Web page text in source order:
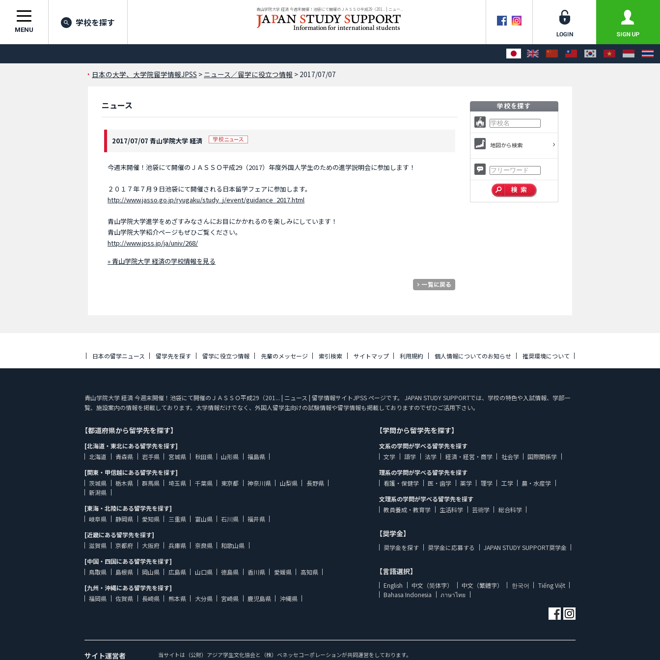
青山学院大学 経済 今週末開催！池袋にて開催のＪＡＳＳＯ平成29（201... | ニュー...
MENU
学校を探す
日本の大学、大学院留学情報JPSS > ニュース／留学に役立つ情報 > 2017/07/07
ニュース
2017/07/07 青山学院大学 経済
今週末開催！池袋にて開催のＪＡＳＳＯ平成29（2017）年度外国人学生のための進学説明会に参加します！
２０１７年７月９日池袋にて開催される日本留学フェアに参加します。
http://www.jasso.go.jp/ryugaku/study_j/event/guidance_2017.html
青山学院大学進学をめざすみなさんにお目にかかれるのを楽しみにしています！
青山学院大学紹介ページもぜひご覧ください。
http://www.jpss.jp/ja/univ/268/
» 青山学院大学 経済の学校情報を見る
地図から検索
日本の留学ニュース 留学先を探す 留学に役立つ情報 先輩のメッセージ 索引検索 サイトマップ 利用規約 個人情報についてのお知らせ 推奨環境について
青山学院大学 経済 今週末開催！池袋にて開催のＪＡＳＳＯ平成29（201... | ニュース | 留学情報サイトJPSS ページです。 JAPAN STUDY SUPPORTでは、学校の特色や入試情報、学部一
覧、施設案内の情報を掲載しております。大学情報だけでなく、外国人留学生向けの試験情報や留学情報も掲載しておりますのでぜひご活用下さい。
【都道府県から留学先を探す】
[北海道・東北にある留学先を探す]
北海道
青森県 岩手県 宮城県 秋田県 山形県
福島県
[関東・甲信越にある留学先を探す]
茨城県
栃木県 群馬県 埼玉県 千葉県 東京都 神奈川県 山梨県
長野県
新潟県
[東海・北陸にある留学先を探す]
岐阜県
静岡県 愛知県 三重県 富山県 石川県
福井県
[近畿にある留学先を探す]
滋賀県
京都府 大阪府 兵庫県 奈良県
和歌山県
[中国・四国にある留学先を探す]
鳥取県
島根県 岡山県 広島県 山口県 徳島県 香川県 愛媛県
高知県
[九州・沖縄にある留学先を探す]
福岡県
佐賀県 長崎県 熊本県 大分県 宮崎県 鹿児島県 沖縄県
【学問から留学先を探す】
文系の学問が学べる留学先を探す
文学
語学 法学 経済・経営・商学 社会学
国際関係学
理系の学問が学べる留学先を探す
看護・保健学
医・歯学 薬学 理学 工学
農・水産学
文理系の学問が学べる留学先を探す
教員養成・教育学
生活科学 芸術学 総合科学
【奨学金】
奨学金を探す 奨学金に応募する JAPAN STUDY SUPPORT奨学金
【言語選択】
English 中文（简体字） 中文（繁體字） 한국어
Tiếng Việt
Bahasa Indonesia
ภาษาไทย
サイト運営者 当サイトは（公財）アジア学生文化協会と（株）ベネッセコーポレーションが共同運営をしております。